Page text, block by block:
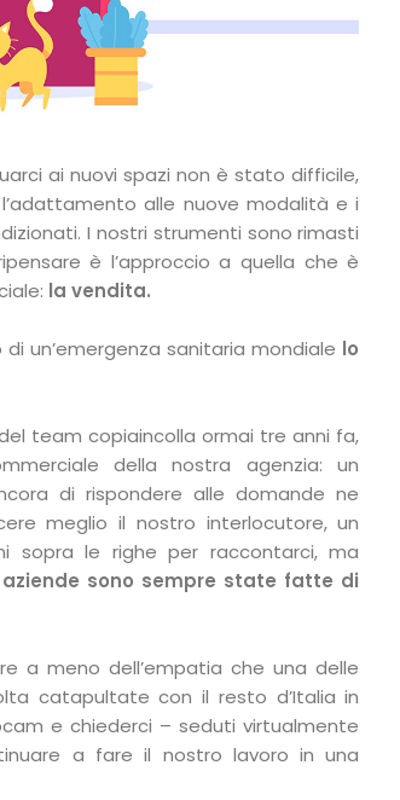
ai nuovi spazi non è stato difficile,
alle nuove modalità e i
I nostri strumenti sono rimasti
è l’approccio a quella che è
la vendita.
un’emergenza sanitaria mondiale lo
team copiaincolla ormai tre anni fa,
della nostra agenzia: un
di rispondere alle domande ne
meglio il nostro interlocutore, un
sopra le righe per raccontarci, ma
aziende sono sempre state fatte di
a meno dell’empatia che una delle
catapultate con il resto d’Italia in
e chiederci – seduti virtualmente
a fare il nostro lavoro in una